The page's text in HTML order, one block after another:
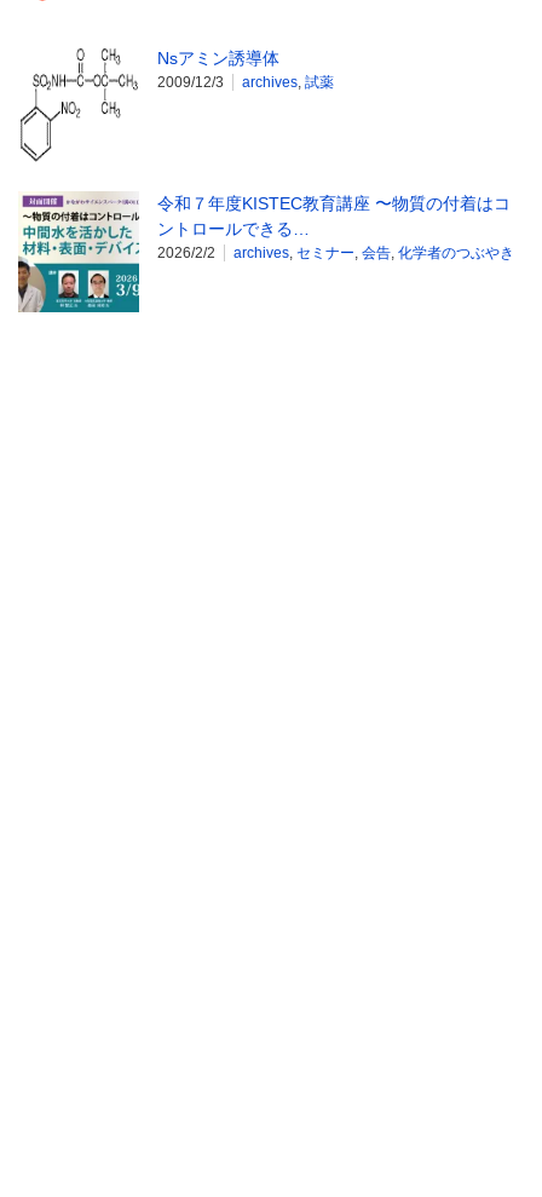
Nsアミン誘導体
2009/12/3 archives, 試薬
令和７年度KISTEC教育講座 〜物質の付着はコ
ントロールできる…
2026/2/2 archives, セミナー, 会告, 化学者のつぶやき